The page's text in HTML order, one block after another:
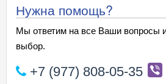
Нужна помощь?
Мы ответим на все Ваши вопросы
выбор.
+7 (977) 808-05-35